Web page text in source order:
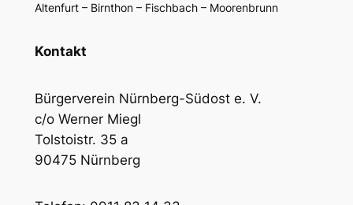
Altenfurt – Birnthon – Fischbach – Moorenbrunn
Kontakt
Bürgerverein Nürnberg-Südost e. V.
c/o Werner Miegl
Tolstoistr. 35 a
90475 Nürnberg